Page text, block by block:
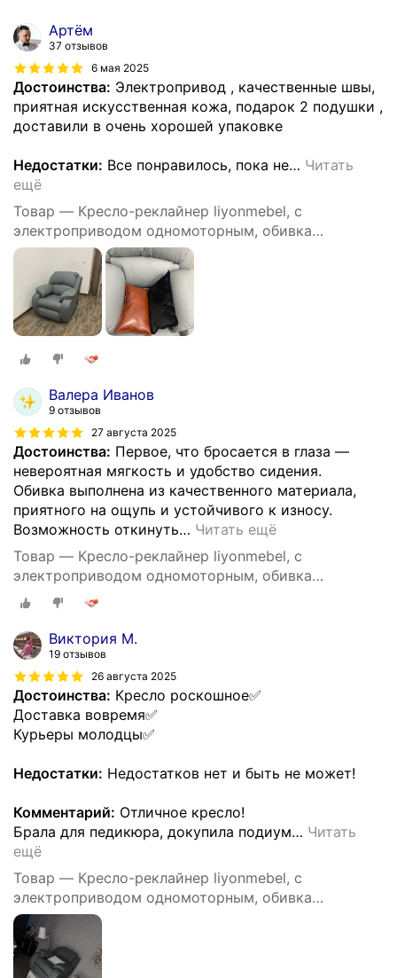
Артём
37 отзывов
6 мая 2025
Достоинства: Электропривод , качественные швы,
приятная искусственная кожа, подарок 2 подушки ,
доставили в очень хорошей упаковке
Недостатки: Все понравилось, пока не… Читать
ещё
Товар — Кресло-реклайнер liyonmebel, с
электроприводом одномоторным, обивка
искусственная кожа, цвет серый
Валера Иванов
9 отзывов
27 августа 2025
Достоинства: Первое, что бросается в глаза —
невероятная мягкость и удобство сидения.
Обивка выполнена из качественного материала,
приятного на ощупь и устойчивого к износу.
Возможность откинуть… Читать ещё
Товар — Кресло-реклайнер liyonmebel, с
электроприводом одномоторным, обивка
искусственная кожа, цвет серый
Виктория М.
19 отзывов
26 августа 2025
Достоинства: Кресло роскошное✅
Доставка вовремя✅
Курьеры молодцы✅
Недостатки: Недостатков нет и быть не может!
Комментарий: Отличное кресло!
Брала для педикюра, докупила подиум… Читать
ещё
Товар — Кресло-реклайнер liyonmebel, с
электроприводом одномоторным, обивка
искусственная кожа, цвет серый